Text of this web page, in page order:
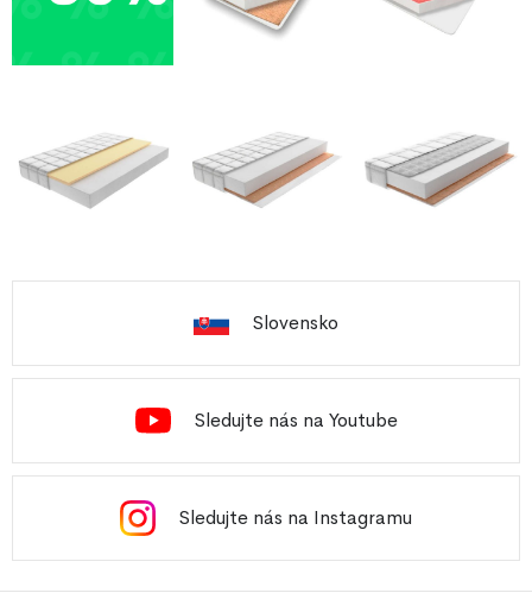
Slovensko
Sledujte nás na Youtube
Sledujte nás na Instagramu